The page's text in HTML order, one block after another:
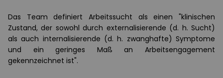
Das Team definiert Arbeitssucht als einen "klinischen
Zustand, der sowohl durch externalisierende (d. h. Sucht)
als auch internalisierende (d. h. zwanghafte) Symptome
und ein geringes Maß an Arbeitsengagement
gekennzeichnet ist".